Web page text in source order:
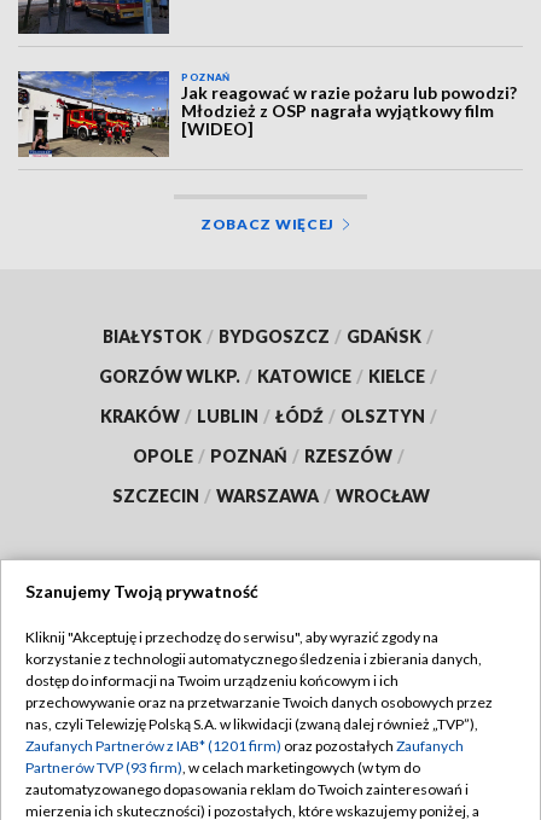
POZNAŃ
Jak reagować w razie pożaru lub powodzi?
Młodzież z OSP nagrała wyjątkowy film
[WIDEO]
ZOBACZ WIĘCEJ
BIAŁYSTOK / BYDGOSZCZ / GDAŃSK /
GORZÓW WLKP. / KATOWICE / KIELCE /
KRAKÓW / LUBLIN / ŁÓDŹ / OLSZTYN /
OPOLE / POZNAŃ / RZESZÓW /
SZCZECIN / WARSZAWA / WROCŁAW
TVP
Abonament TVP
Emisja w TVP
Centrum informacji TVP
Regulamin TVP
Polityka prywatności
Moje zgody
Szanujemy Twoją prywatność
Kliknij "Akceptuję i przechodzę do serwisu", aby wyrazić zgody na
korzystanie z technologii automatycznego śledzenia i zbierania danych,
dostęp do informacji na Twoim urządzeniu końcowym i ich
przechowywanie oraz na przetwarzanie Twoich danych osobowych przez
nas, czyli Telewizję Polską S.A. w likwidacji (zwaną dalej również „TVP”),
Zaufanych Partnerów z IAB* (1201 firm) oraz pozostałych Zaufanych
Partnerów TVP (93 firm), w celach marketingowych (w tym do
zautomatyzowanego dopasowania reklam do Twoich zainteresowań i
mierzenia ich skuteczności) i pozostałych, które wskazujemy poniżej, a